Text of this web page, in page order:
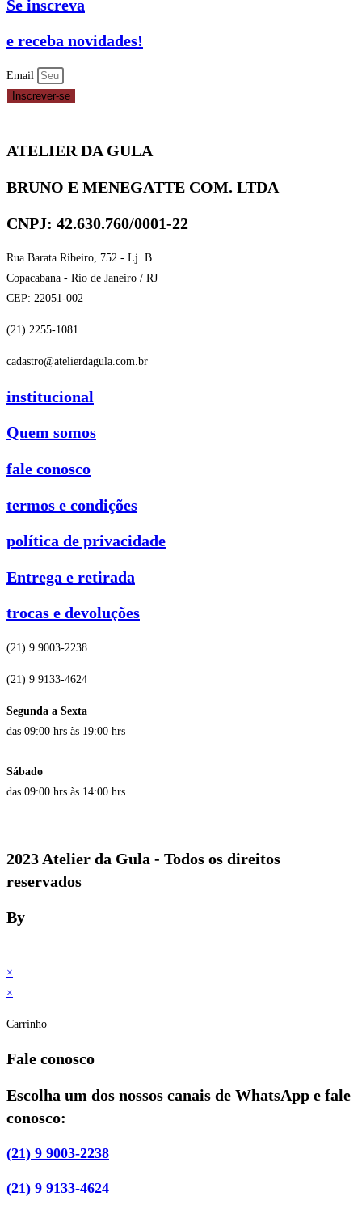
Se inscreva
e receba novidades!
Email
Inscrever-se
ATELIER DA GULA
BRUNO E MENEGATTE COM. LTDA
CNPJ: 42.630.760/0001-22
Rua Barata Ribeiro, 752 - Lj. B
Copacabana - Rio de Janeiro / RJ
CEP: 22051-002
(21) 2255-1081
cadastro@atelierdagula.com.br
institucional
Quem somos
fale conosco
termos e condições
política de privacidade
Entrega e retirada
trocas e devoluções
(21) 9 9003-2238
(21) 9 9133-4624
Segunda a Sexta
das 09:00 hrs às 19:00 hrs
Sábado
das 09:00 hrs às 14:00 hrs
2023 Atelier da Gula - Todos os direitos
reservados
By
×
×
Carrinho
Fale conosco
Escolha um dos nossos canais de WhatsApp e fale
conosco:
(21) 9 9003-2238
(21) 9 9133-4624